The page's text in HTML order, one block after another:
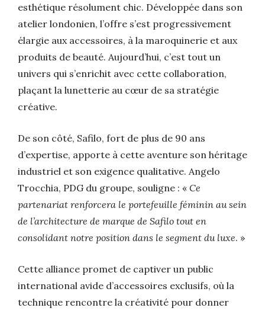
esthétique résolument chic. Développée dans son
atelier londonien, l’offre s’est progressivement
élargie aux accessoires, à la maroquinerie et aux
produits de beauté. Aujourd’hui, c’est tout un
univers qui s’enrichit avec cette collaboration,
plaçant la lunetterie au cœur de sa stratégie
créative.
De son côté, Safilo, fort de plus de 90 ans
d’expertise, apporte à cette aventure son héritage
industriel et son exigence qualitative. Angelo
Trocchia, PDG du groupe, souligne : « Ce
partenariat renforcera le portefeuille féminin au sein
de l’architecture de marque de Safilo tout en
consolidant notre position dans le segment du luxe. »
Cette alliance promet de captiver un public
international avide d’accessoires exclusifs, où la
technique rencontre la créativité pour donner